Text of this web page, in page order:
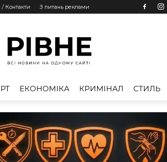
/ Контакти З питань реклами
ЕКОНОМІКА КРИМІНАЛ СТИЛЬ